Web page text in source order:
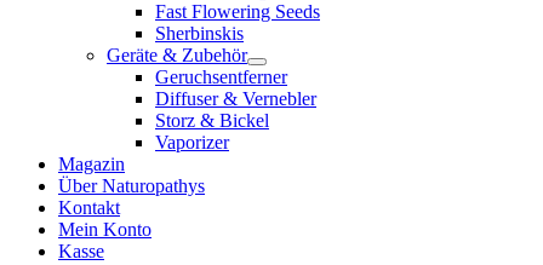
Fast Flowering Seeds
Sherbinskis
Geräte & Zubehör
Geruchsentferner
Diffuser & Vernebler
Storz & Bickel
Vaporizer
Magazin
Über Naturopathys
Kontakt
Mein Konto
Kasse